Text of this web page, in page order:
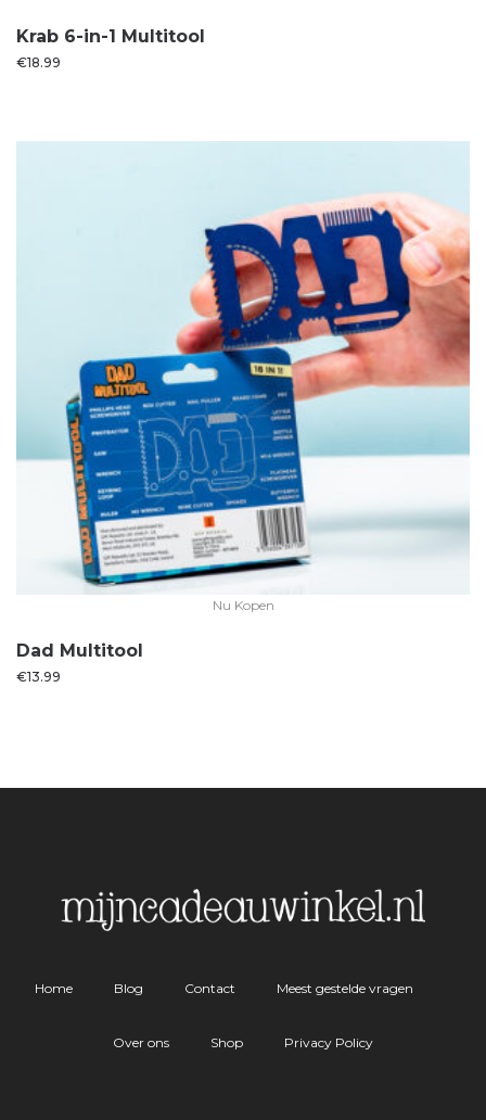
Krab 6-in-1 Multitool
€18.99
Nu Kopen
Dad Multitool
€13.99
Home Blog Contact Meest gestelde vragen
Over ons Shop Privacy Policy